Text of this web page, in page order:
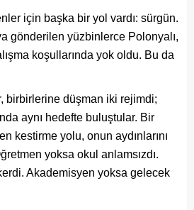
için başka bir yol vardı: sürgün.
gönderilen yüzbinlerce Polonyalı,
koşullarında yok oldu. Bu da
birbirlerine düşman iki rejimdi;
aynı hedefte buluştular. Bir
kestirme yolu, onun aydınlarını
yoksa okul anlamsızdı.
Akademisyen yoksa gelecek